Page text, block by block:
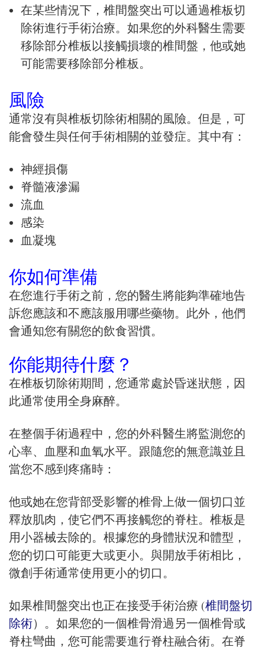
在某些情況下，椎間盤突出可以通過椎板切
除術進行手術治療。如果您的外科醫生需要
移除部分椎板以接觸損壞的椎間盤，他或她
可能需要移除部分椎板。
風險
通常沒有與椎板切除術相關的風險。但是，可
能會發生與任何手術相關的並發症。其中有：
神經損傷
脊髓液滲漏
流血
感染
血凝塊
你如何準備
在您進行手術之前，您的醫生將能夠準確地告
訴您應該和不應該服用哪些藥物。此外，他們
會通知您有關您的飲食習慣。
你能期待什麼？
在椎板切除術期間，您通常處於昏迷狀態，因
此通常使用全身麻醉。
在整個手術過程中，您的外科醫生將監測您的
心率、血壓和血氧水平。跟隨您的無意識並且
當您不感到疼痛時：
他或她在您背部受影響的椎骨上做一個切口並
釋放肌肉，使它們不再接觸您的脊柱。椎板是
用小器械去除的。根據您的身體狀況和體型，
您的切口可能更大或更小。與開放手術相比，
微創手術通常使用更小的切口。
如果椎間盤突出也正在接受手術治療 (椎間盤切
除術）。如果您的一個椎骨滑過另一個椎骨或
脊柱彎曲，您可能需要進行脊柱融合術。在脊